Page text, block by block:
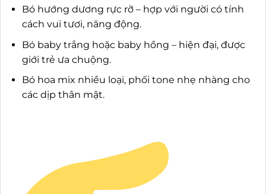
Bó hướng dương rực rỡ – hợp với người có tính
cách vui tươi, năng động.
Bó baby trắng hoặc baby hồng – hiện đại, được
giới trẻ ưa chuộng.
Bó hoa mix nhiều loại, phối tone nhẹ nhàng cho
các dịp thân mật.